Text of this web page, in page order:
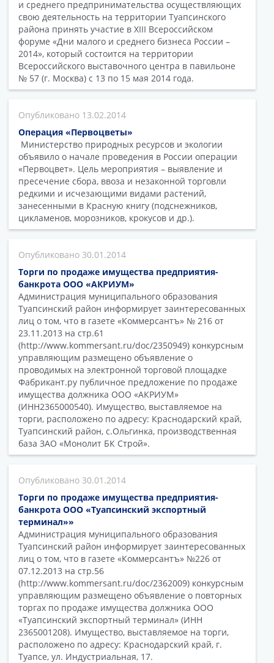
и среднего предпринимательства осуществляющих
свою деятельность на территории Туапсинского
района принять участие в XIII Всероссийском
форуме «Дни малого и среднего бизнеса России –
2014», который состоится на территории
Всероссийского выставочного центра в павильоне
№ 57 (г. Москва) с 13 по 15 мая 2014 года.
13.02.2014
Операция «Первоцветы»
Министерство природных ресурсов и экологии
объявило о начале проведения в России операции
«Первоцвет». Цель мероприятия – выявление и
пресечение сбора, ввоза и незаконной торговли
редкими и исчезающими видами растений,
занесенными в Красную книгу (подснежников,
цикламенов, морозников, крокусов и др.).
30.01.2014
Торги по продаже имущества предприятия-
банкрота ООО «АКРИУМ»
Администрация муниципального образования
Туапсинский район информирует заинтересованных
лиц о том, что в газете «Коммерсантъ» № 216 от
23.11.2013 на стр.61
(http://www.kommersant.ru/doc/2350949) конкурсным
управляющим размещено объявление о
проводимых на электронной торговой площадке
Фабрикант.ру публичное предложение по продаже
имущества должника ООО «АКРИУМ»
(ИНН2365000540). Имущество, выставляемое на
торги, расположено по адресу: Краснодарский край,
Туапсинский район, с.Ольгинка, производственная
база ЗАО «Монолит БК Строй».
30.01.2014
Торги по продаже имущества предприятия-
банкрота ООО «Туапсинский экспортный
терминал»»
Администрация муниципального образования
Туапсинский район информирует заинтересованных
лиц о том, что в газете «Коммерсантъ» №226 от
07.12.2013 на стр.56
(http://www.kommersant.ru/doc/2362009) конкурсным
управляющим размещено объявление о повторных
торгах по продаже имущества должника ООО
«Туапсинский экспортный терминал» (ИНН
2365001208). Имущество, выставляемое на торги,
расположено по адресу: Краснодарский край, г.
Туапсе, ул. Индустриальная, 17.